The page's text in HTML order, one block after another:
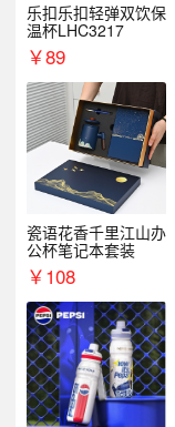
乐扣乐扣轻弹双饮保
温杯LHC3217
￥89
瓷语花香千里江山办
公杯笔记本套装
￥108